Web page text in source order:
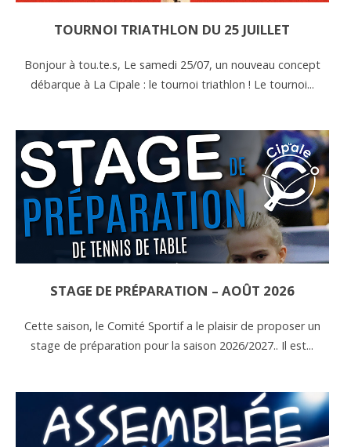
TOURNOI TRIATHLON DU 25 JUILLET
Bonjour à tou.te.s, Le samedi 25/07, un nouveau concept
débarque à La Cipale : le tournoi triathlon ! Le tournoi...
STAGE DE PRÉPARATION – AOÛT 2026
Cette saison, le Comité Sportif a le plaisir de proposer un
stage de préparation pour la saison 2026/2027.. Il est...